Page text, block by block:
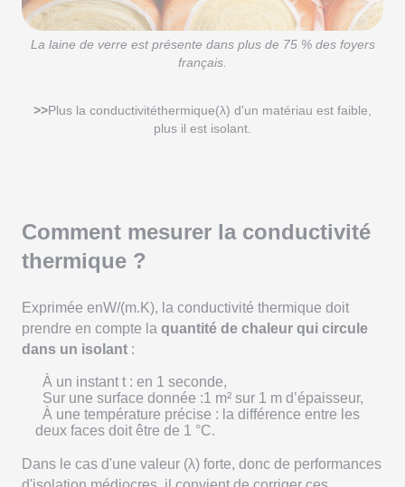
La laine de verre est présente dans plus de 75 % des foyers
français.
>>Plus la conductivitéthermique(λ) d'un matériau est faible,
plus il est isolant.
Comment mesurer la conductivité
thermique ?
Exprimée enW/(m.K), la conductivité thermique doit
prendre en compte la quantité de chaleur qui circule
dans un isolant :
À un instant t : en 1 seconde,
Sur une surface donnée :1 m² sur 1 m d’épaisseur,
À une température précise : la différence entre les
deux faces doit être de 1 °C.
Dans le cas d'une valeur (λ) forte, donc de performances